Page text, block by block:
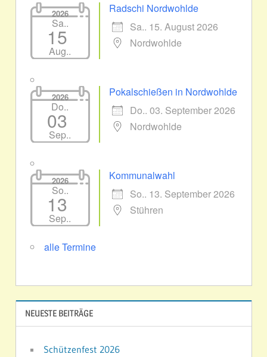
2026
Sa..
15
Aug..
Radschi Nordwohlde
Sa.. 15. August 2026
Nordwohlde
2026
Do..
03
Sep..
Pokalschießen in Nordwohlde
Do.. 03. September 2026
Nordwohlde
2026
So..
13
Sep..
Kommunalwahl
So.. 13. September 2026
Stühren
alle Termine
NEUESTE BEITRÄGE
Schützenfest 2026